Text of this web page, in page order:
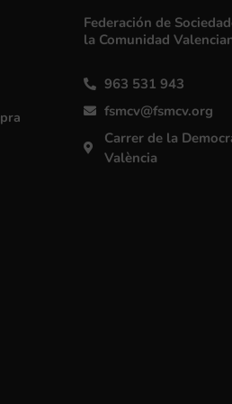
Federación de
la Comunidad
963 531 943
fsmcv@fsmcv.org
Carrer de la
València